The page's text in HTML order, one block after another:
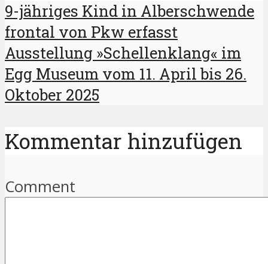
9-jähriges Kind in Alberschwende
frontal von Pkw erfasst
Ausstellung »Schellenklang« im
Egg Museum vom 11. April bis 26.
Oktober 2025
Kommentar hinzufügen
Comment